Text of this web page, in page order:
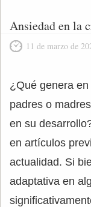
Ansiedad en la
11 de marzo de
¿Qué genera
padres o
en su
en artículos
actualidad. Si
adaptativa en